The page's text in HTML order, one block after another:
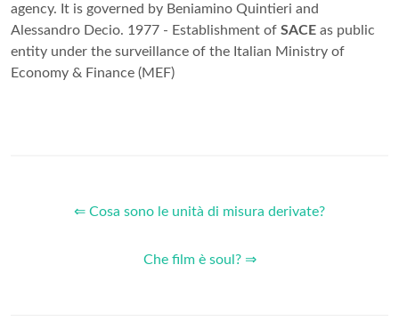
agency. It is governed by Beniamino Quintieri and
Alessandro Decio. 1977 - Establishment of SACE as public
entity under the surveillance of the Italian Ministry of
Economy & Finance (MEF)
⇐ Cosa sono le unità di misura derivate?
Che film è soul? ⇒